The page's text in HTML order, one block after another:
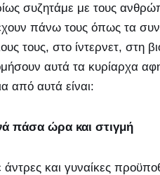
συζητάμε με τους
πάνω τους όπως τα
τους, στο ίντερνετ, στη
αυτά τα κυρίαρχα
από αυτά είναι:
πάσα ώρα και στιγμή
και γυναίκες